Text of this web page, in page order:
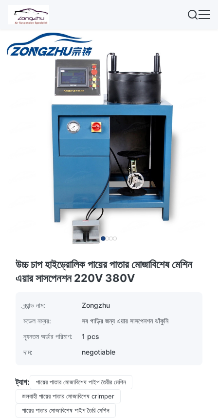
উচ্চ চাপ হাইড্রোলিক পায়ের পাতার মোজাবিশেষ মেশিন
এয়ার সাসপেনশন 220V 380V
ব্র্যান্ড নাম:
Zongzhu
মডেল নম্বর:
সব গাড়ির জন্য এয়ার সাসপেনশন ঝাঁকুনি
ন্যূনতম অর্ডার পরিমাণ:
1 pcs
দাম:
negotiable
ট্যাগ:
পায়ের পাতার মোজাবিশেষ পাইপ তৈরীর মেশিন
জলবাহী পায়ের পাতার মোজাবিশেষ crimper
পায়ের পাতার মোজাবিশেষ পাইপ তৈরি মেশিন